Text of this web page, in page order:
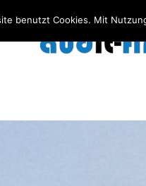
audit-
benutzt Cookies. Mit